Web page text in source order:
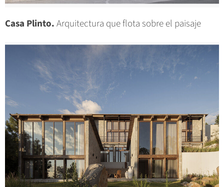
Casa Plinto.Arquitectura que flota sobre el paisaje